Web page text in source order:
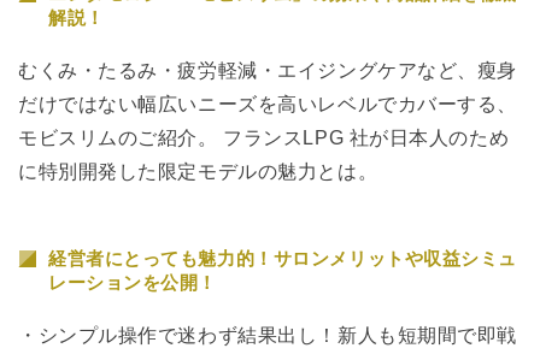
解説！
むくみ・たるみ・疲労軽減・エイジングケアなど、瘦身
だけではない幅広いニーズを高いレベルでカバーする、
モビスリムのご紹介。 フランスLPG 社が日本人のため
に特別開発した限定モデルの魅力とは。
経営者にとっても魅力的！サロンメリットや収益シミュ
レーションを公開！
・シンプル操作で迷わず結果出し！新人も短期間で即戦